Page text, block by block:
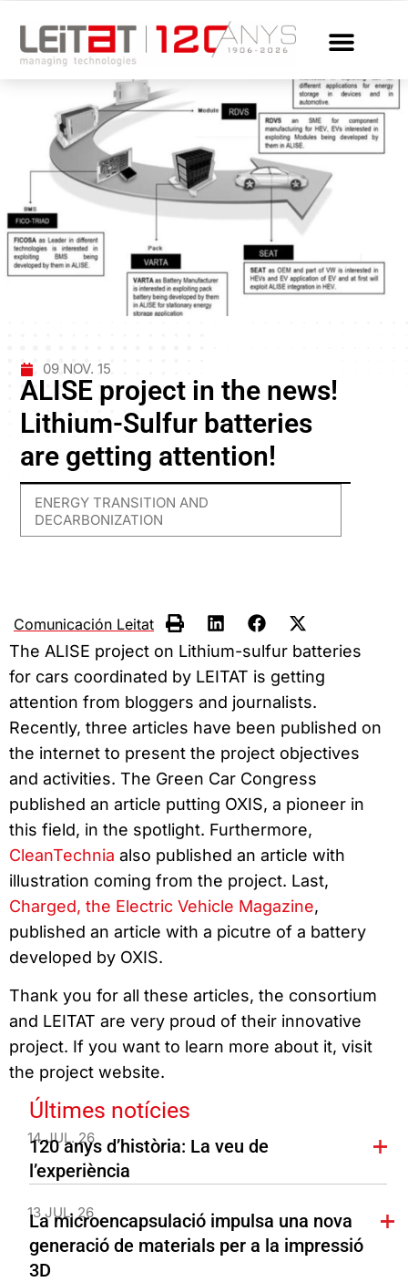
09 NOV. 15
ALISE project in the news!
Lithium-Sulfur batteries
are getting attention!
ENERGY TRANSITION AND
DECARBONIZATION
Comunicación Leitat
The ALISE project on Lithium-sulfur batteries
for cars coordinated by LEITAT is getting
attention from bloggers and journalists.
Recently, three articles have been published on
the internet to present the project objectives
and activities. The Green Car Congress
published an article putting OXIS, a pioneer in
this field, in the spotlight. Furthermore,
CleanTechnia also published an article with
illustration coming from the project. Last,
Charged, the Electric Vehicle Magazine,
published an article with a picutre of a battery
developed by OXIS.
Thank you for all these articles, the consortium
and LEITAT are very proud of their innovative
project. If you want to learn more about it, visit
the project website.
Últimes notícies
14 JUL. 26
120 anys d’història: La veu de
l’experiència
13 JUL. 26
La microencapsulació impulsa una nova
generació de materials per a la impressió
3D